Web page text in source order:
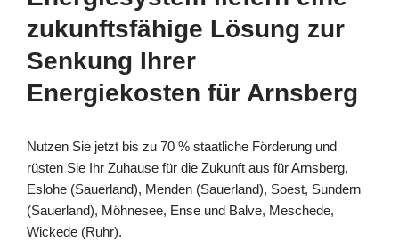
zukunftsfähige Lösung zur
Senkung Ihrer
Energiekosten für Arnsberg
Nutzen Sie jetzt bis zu 70 % staatliche Förderung und
rüsten Sie Ihr Zuhause für die Zukunft aus für Arnsberg,
Eslohe (Sauerland), Menden (Sauerland), Soest, Sundern
(Sauerland), Möhnesee, Ense und Balve, Meschede,
Wickede (Ruhr).